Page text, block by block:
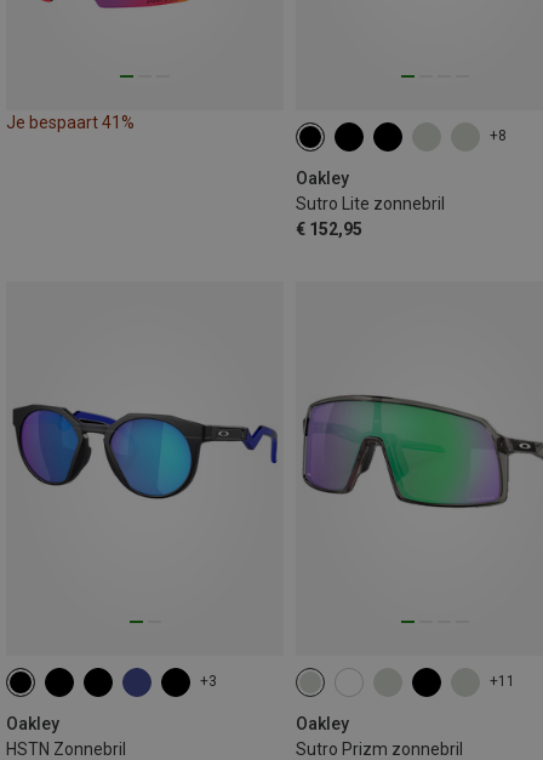
Je bespaart 41%
+8
Oakley
Sutro Lite zonnebril
€ 152,95
+3
Oakley
HSTN Zonnebril
+11
Oakley
Sutro Prizm zonnebril